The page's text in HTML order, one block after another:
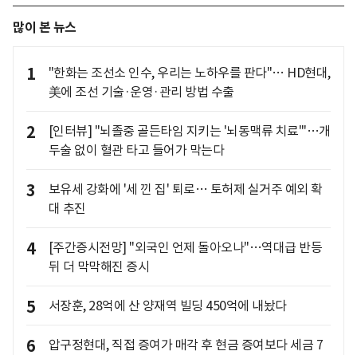
많이 본 뉴스
1
"한화는 조선소 인수, 우리는 노하우를 판다"… HD현대,
美에 조선 기술·운영·관리 방법 수출
2
[인터뷰] "뇌졸중 골든타임 지키는 '뇌동맥류 치료'"…개
두술 없이 혈관 타고 들어가 막는다
3
보유세 강화에 '세 낀 집' 퇴로… 토허제 실거주 예외 확
대 추진
4
[주간증시전망] "외국인 언제 돌아오나"…역대급 반등
뒤 더 막막해진 증시
5 서장훈, 28억에 산 양재역 빌딩 450억에 내놨다
6
압구정현대, 직접 증여가 매각 후 현금 증여보다 세금 7